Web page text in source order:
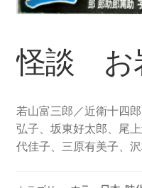
怪談 お
若山富三郎／近衛十四
弘子、坂東好太郎、尾
代佳子、三原有美子、